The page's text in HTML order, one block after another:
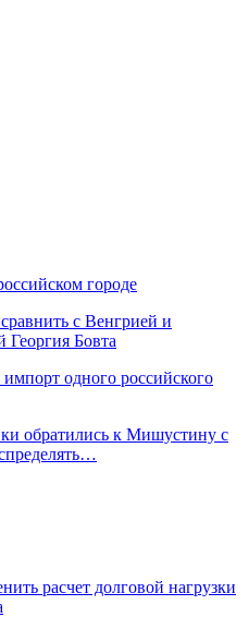
городе
с Венгрией и
Бовта
одного российского
обратились к Мишустину с
расчет долговой нагрузки